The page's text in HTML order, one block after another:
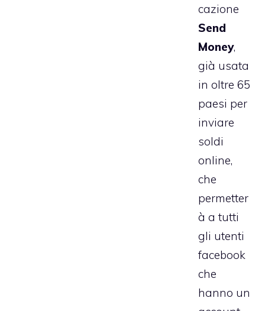
cazione
Send
Money,
già usata
in oltre 65
paesi per
inviare
soldi
online,
che
permetter
à a tutti
gli utenti
facebook
che
hanno un